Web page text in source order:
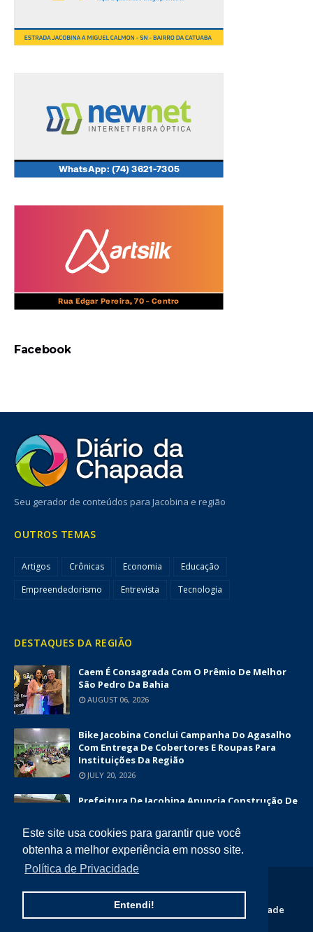
Este site usa cookies para garantir que você
obtenha a melhor experiência em nosso site.
Política de Privacidade
Entendi!
Facebook
Seu gerador de conteúdos para Jacobina e região
OUTROS TEMAS
Artigos Crônicas Economia
Educação
Empreendedorismo
Entrevista Tecnologia
DESTAQUES DA REGIÃO
Caem É Consagrada Com O Prêmio De Melhor
São Pedro Da Bahia
AUGUST 06, 2026
Bike Jacobina Conclui Campanha Do Agasalho
Com Entrega De Cobertores E Roupas Para
Instituições Da Região
JULY 20, 2026
Prefeitura De Jacobina Anuncia Construção De
Superior A R$ 1,7 Milhão
JUNE 12, 2026
Quem Somos Contato
Politica de Privacidade